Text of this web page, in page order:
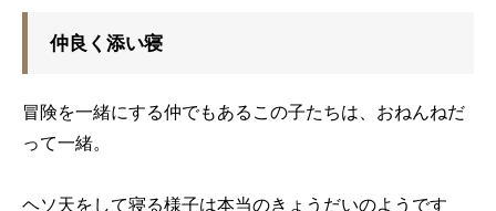
仲良く添い寝
冒険を一緒にする仲でもあるこの子たちは、おねんねだ
って一緒。
ヘソ天をして寝る様子は本当のきょうだいのようです